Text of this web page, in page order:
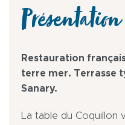
Présentation
Restauration
terre mer. Terrasse
Sanary.
La table du Coquillon